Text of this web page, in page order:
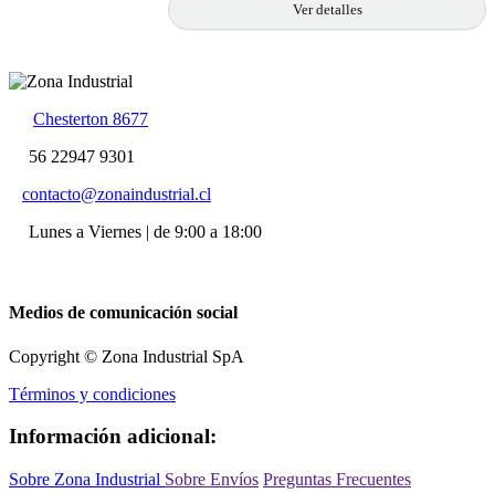
Ver detalles
Chesterton 8677
56 22947 9301
contacto@zonaindustrial.cl
Lunes a Viernes | de 9:00 a 18:00
Medios de comunicación social
Copyright © Zona Industrial SpA
Términos y condiciones
Información adicional:
Sobre Zona Industrial Sobre Envíos Preguntas Frecuentes